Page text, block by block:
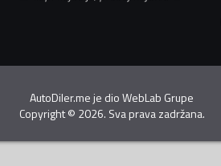
AutoDiler.me je dioWebLab Grupe
Copyright© 2026. Sva prava zadržana.